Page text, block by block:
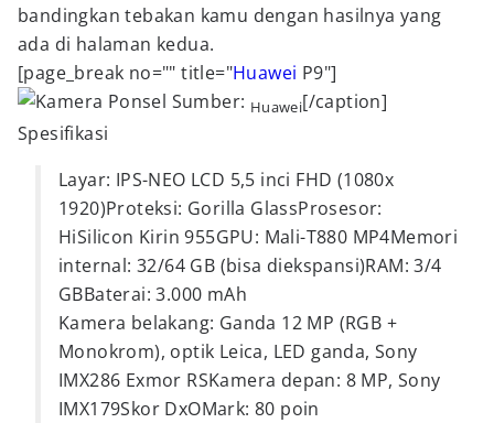
bandingkan tebakan kamu dengan hasilnya yang
ada di halaman kedua.
[page_break no="" title="Huawei P9"]
Sumber: Huawei[/caption]
Spesifikasi
Layar: IPS-NEO LCD 5,5 inci FHD (1080x
1920)Proteksi: Gorilla GlassProsesor:
HiSilicon Kirin 955GPU: Mali-T880 MP4Memori
internal: 32/64 GB (bisa diekspansi)RAM: 3/4
GBBaterai: 3.000 mAh
Kamera belakang: Ganda 12 MP (RGB +
Monokrom), optik Leica, LED ganda, Sony
IMX286 Exmor RSKamera depan: 8 MP, Sony
IMX179Skor DxOMark: 80 poin